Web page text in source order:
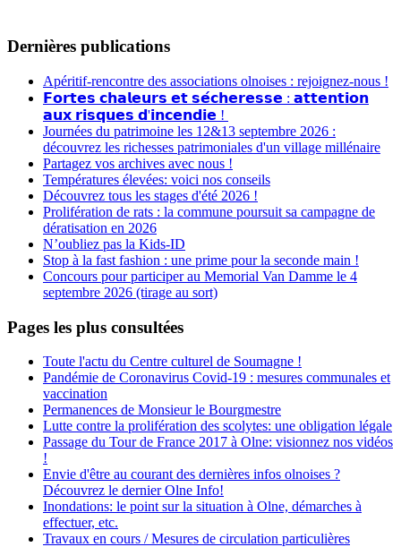
Dernières publications
Apéritif-rencontre des associations olnoises : rejoignez-nous !
𝗙𝗼𝗿𝘁𝗲𝘀 𝗰𝗵𝗮𝗹𝗲𝘂𝗿𝘀 𝗲𝘁 𝘀𝗲́𝗰𝗵𝗲𝗿𝗲𝘀𝘀𝗲 : 𝗮𝘁𝘁𝗲𝗻𝘁𝗶𝗼𝗻
𝗮𝘂𝘅 𝗿𝗶𝘀𝗾𝘂𝗲𝘀 𝗱'𝗶𝗻𝗰𝗲𝗻𝗱𝗶𝗲 !
Journées du patrimoine les 12&13 septembre 2026 :
découvrez les richesses patrimoniales d'un village millénaire
Partagez vos archives avec nous !
Températures élevées: voici nos conseils
Découvrez tous les stages d'été 2026 !
Prolifération de rats : la commune poursuit sa campagne de
dératisation en 2026
N’oubliez pas la Kids-ID
Stop à la fast fashion : une prime pour la seconde main !
Concours pour participer au Memorial Van Damme le 4
septembre 2026 (tirage au sort)
Pages les plus consultées
Toute l'actu du Centre culturel de Soumagne !
Pandémie de Coronavirus Covid-19 : mesures communales et
vaccination
Permanences de Monsieur le Bourgmestre
Lutte contre la prolifération des scolytes: une obligation légale
Passage du Tour de France 2017 à Olne: visionnez nos vidéos
!
Envie d'être au courant des dernières infos olnoises ?
Découvrez le dernier Olne Info!
Inondations: le point sur la situation à Olne, démarches à
effectuer, etc.
Travaux en cours / Mesures de circulation particulières